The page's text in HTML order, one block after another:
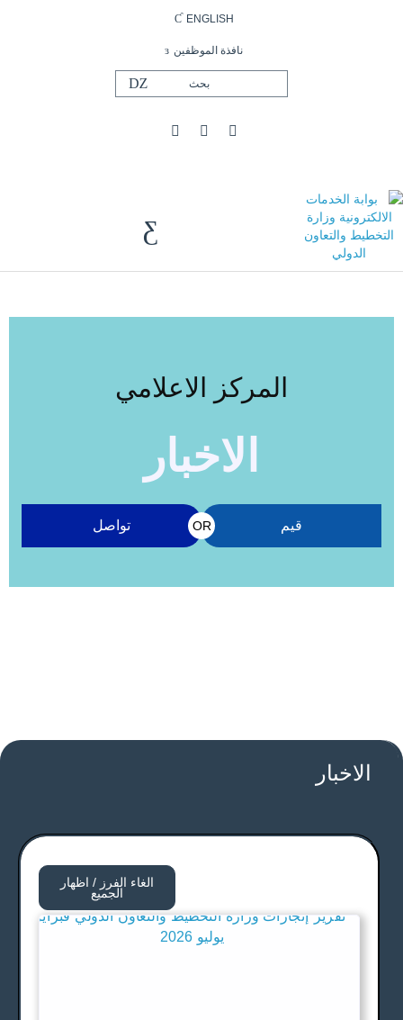
ENGLISH
نافذة الموظفين
المركز الاعلامي
الاخبار
قيم OR تواصل
الاخبار
الغاء الفرز / اظهار
الجميع